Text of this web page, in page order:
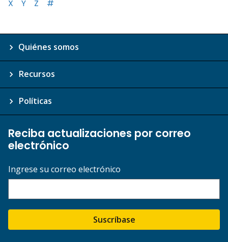
X
Y Z #
Quiénes somos
Recursos
Políticas
Reciba actualizaciones por correo
electrónico
Ingrese su correo electrónico
Suscríbase